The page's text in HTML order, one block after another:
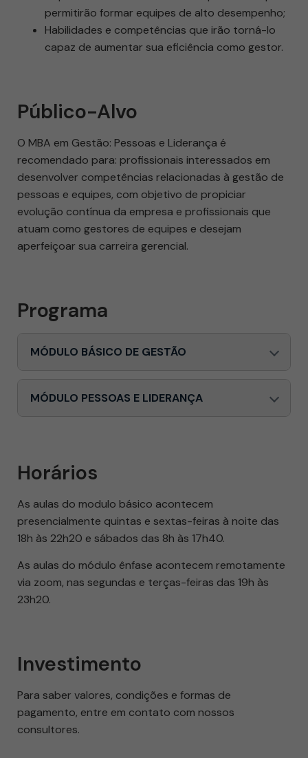
permitirão formar equipes de alto desempenho;
Habilidades e competências que irão torná-lo
capaz de aumentar sua eficiência como gestor.
Público-Alvo
O MBA em Gestão: Pessoas e Liderança é
recomendado para: profissionais interessados em
desenvolver competências relacionadas à gestão de
pessoas e equipes, com objetivo de propiciar
evolução contínua da empresa e profissionais que
atuam como gestores de equipes e desejam
aperfeiçoar sua carreira gerencial.
Programa
MÓDULO BÁSICO DE GESTÃO
MÓDULO PESSOAS E LIDERANÇA
Horários
As aulas do modulo básico acontecem
presencialmente quintas e sextas-feiras à noite das
18h às 22h20 e sábados das 8h às 17h40.
As aulas do módulo ênfase acontecem remotamente
via zoom, nas segundas e terças-feiras das 19h às
23h20.
Investimento
Para saber valores, condições e formas de
pagamento, entre em contato com nossos
consultores.